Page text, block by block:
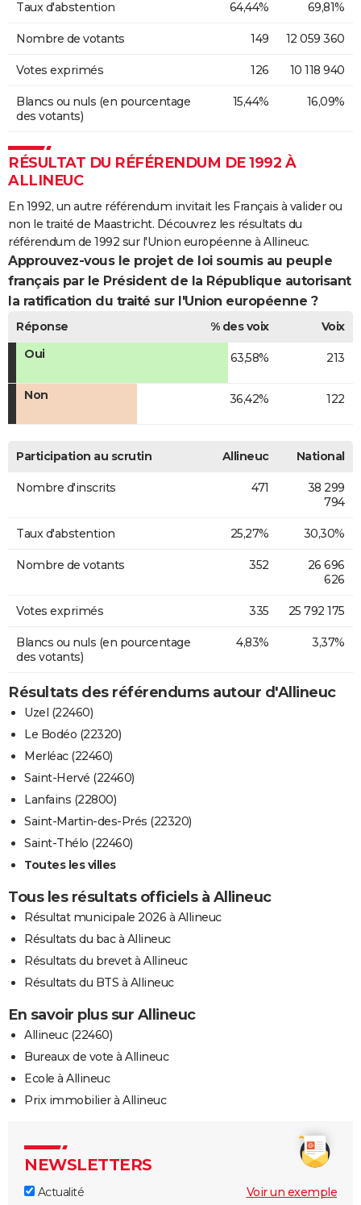
Taux d'abstention 64,44% 69,81%
Nombre de votants 149 12 059 360
Votes exprimés 126 10 118 940
Blancs ou nuls (en pourcentage
des votants)
15,44% 16,09%
RÉSULTAT DU RÉFÉRENDUM DE 1992 À
ALLINEUC
En 1992, un autre référendum invitait les Français à valider ou
non le traité de Maastricht. Découvrez les résultats du
référendum de 1992 sur l'Union européenne à Allineuc.
Approuvez-vous le projet de loi soumis au peuple
français par le Président de la République autorisant
la ratification du traité sur l'Union européenne ?
Réponse % des voix
Voix
Oui
63,58% 213
Non 36,42% 122
Participation au scrutin Allineuc National
Nombre d'inscrits 471
38 299
794
Taux d'abstention 25,27% 30,30%
Nombre de votants 352
26 696
626
Votes exprimés 335 25 792 175
Blancs ou nuls (en pourcentage
des votants)
4,83% 3,37%
Résultats des référendums autour d'Allineuc
Uzel (22460)
Le Bodéo (22320)
Merléac (22460)
Saint-Hervé (22460)
Lanfains (22800)
Saint-Martin-des-Prés (22320)
Saint-Thélo (22460)
Toutes les villes
Tous les résultats officiels à Allineuc
Résultat municipale 2026 à Allineuc
Résultats du bac à Allineuc
Résultats du brevet à Allineuc
Résultats du BTS à Allineuc
En savoir plus sur Allineuc
Allineuc (22460)
Bureaux de vote à Allineuc
Ecole à Allineuc
Prix immobilier à Allineuc
NEWSLETTERS
Actualité
Voir un exemple